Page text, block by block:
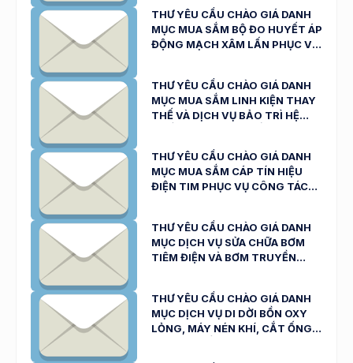
THƯ YÊU CẦU CHÀO GIÁ DANH
MỤC MUA SẮM BỘ ĐO HUYẾT ÁP
ĐỘNG MẠCH XÂM LẤN PHỤC VỤ
THƯ YÊU CẦU CHÀO GIÁ DANH
MỤC MUA SẮM LINH KIỆN THAY
THẾ VÀ DỊCH VỤ BẢO TRÌ HỆ
SỐ: 1102/ TYC-BVNT NGÀY
30/3/2026)
THƯ YÊU CẦU CHÀO GIÁ DANH
MỤC MUA SẮM CÁP TÍN HIỆU
ĐIỆN TIM PHỤC VỤ CÔNG TÁC
NGÀY 30/3/2026
THƯ YÊU CẦU CHÀO GIÁ DANH
MỤC DỊCH VỤ SỬA CHỮA BƠM
TIÊM ĐIỆN VÀ BƠM TRUYỀN
THƯ YÊU CẦU CHÀO GIÁ DANH
MỤC DỊCH VỤ DI DỜI BỒN OXY
LỎNG, MÁY NÉN KHÍ, CẮT ỐNG